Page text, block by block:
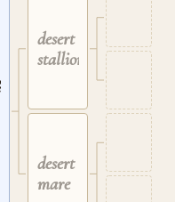
desert
stallion
desert
mare